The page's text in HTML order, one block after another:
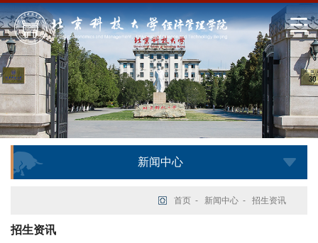
新闻中心
首页 - 新闻中心 - 招生资讯
招生资讯